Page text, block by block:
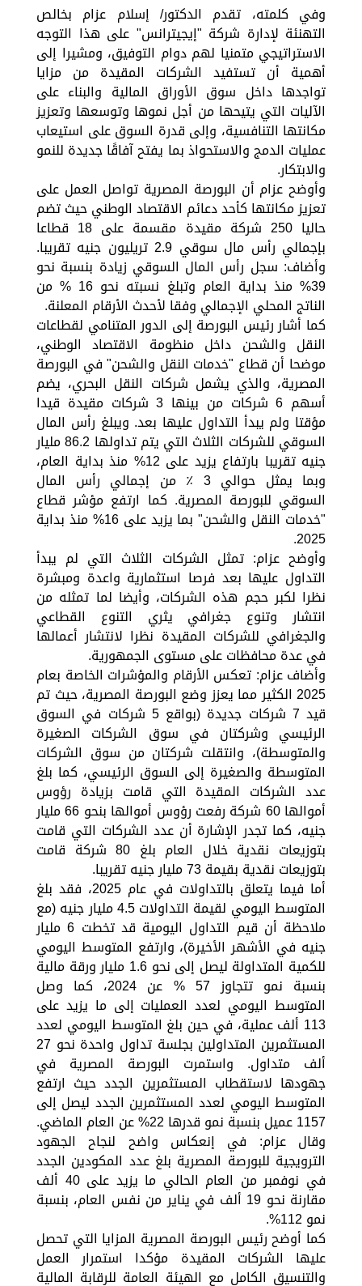
وفي كلمته، تقدم الدكتور/ إسلام عزام بخالص
التهنئة لإدارة شركة "إيجيترانس" على هذا التوجه
الاستراتيجي متمنيا لهم دوام التوفيق، ومشيرا إلى
أهمية أن تستفيد الشركات المقيدة من مزايا
تواجدها داخل سوق الأوراق المالية والبناء على
الآليات التي يتيحها من أجل نموها وتوسعها وتعزيز
مكانتها التنافسية، وإلى قدرة السوق على استيعاب
عمليات الدمج والاستحواذ بما يفتح آفاقًا جديدة للنمو
والابتكار.
وأوضح عزام أن البورصة المصرية تواصل العمل على
تعزيز مكانتها كأحد دعائم الاقتصاد الوطني حيث تضم
حاليا 250 شركة مقيدة مقسمة على 18 قطاعا
بإجمالي رأس مال سوقي 2.9 تريليون جنيه تقريبا.
وأضاف: سجل رأس المال السوقي زيادة بنسبة نحو
39% منذ بداية العام وتبلغ نسبته نحو 16 % من
الناتج المحلي الإجمالي وفقا لأحدث الأرقام المعلنة.
كما أشار رئيس البورصة إلى الدور المتنامي لقطاعات
النقل والشحن داخل منظومة الاقتصاد الوطني،
موضحا أن قطاع "خدمات النقل والشحن" في البورصة
المصرية، والذي يشمل شركات النقل البحري، يضم
أسهم 6 شركات من بينها 3 شركات مقيدة قيدا
مؤقتا ولم يبدأ التداول عليها بعد. ويبلغ رأس المال
السوقي للشركات الثلاث التي يتم تداولها 86.2 مليار
جنيه تقريبا بارتفاع يزيد على 12% منذ بداية العام،
وبما يمثل حوالي 3 ٪ من إجمالي رأس المال
السوقي للبورصة المصرية. كما ارتفع مؤشر قطاع
"خدمات النقل والشحن" بما يزيد على 16% منذ بداية
2025.
وأوضح عزام: تمثل الشركات الثلاث التي لم يبدأ
التداول عليها بعد فرصا استثمارية واعدة ومبشرة
نظرا لكبر حجم هذه الشركات، وأيضا لما تمثله من
انتشار وتنوع جغرافي يثري التنوع القطاعي
والجغرافي للشركات المقيدة نظرا لانتشار أعمالها
في عدة محافظات على مستوى الجمهورية.
وأضاف عزام: تعكس الأرقام والمؤشرات الخاصة بعام
2025 الكثير مما يعزز وضع البورصة المصرية، حيث تم
قيد 7 شركات جديدة (بواقع 5 شركات في السوق
الرئيسي وشركتان في سوق الشركات الصغيرة
والمتوسطة)، وانتقلت شركتان من سوق الشركات
المتوسطة والصغيرة إلى السوق الرئيسي، كما بلغ
عدد الشركات المقيدة التي قامت بزيادة رؤوس
أموالها 60 شركة رفعت رؤوس أموالها بنحو 66 مليار
جنيه، كما تجدر الإشارة أن عدد الشركات التي قامت
بتوزيعات نقدية خلال العام بلغ 80 شركة قامت
بتوزيعات نقدية بقيمة 73 مليار جنيه تقريبا.
أما فيما يتعلق بالتداولات في عام 2025، فقد بلغ
المتوسط اليومي لقيمة التداولات 4.5 مليار جنيه (مع
ملاحظة أن قيم التداول اليومية قد تخطت 6 مليار
جنيه في الأشهر الأخيرة)، وارتفع المتوسط اليومي
للكمية المتداولة ليصل إلى نحو 1.6 مليار ورقة مالية
بنسبة نمو تتجاوز 57 % عن 2024، كما وصل
المتوسط اليومي لعدد العمليات إلى ما يزيد على
113 ألف عملية، في حين بلغ المتوسط اليومي لعدد
المستثمرين المتداولين بجلسة تداول واحدة نحو 27
ألف متداول. واستمرت البورصة المصرية في
جهودها لاستقطاب المستثمرين الجدد حيث ارتفع
المتوسط اليومي لعدد المستثمرين الجدد ليصل إلى
1157 عميل بنسبة نمو قدرها 22% عن العام الماضي.
وقال عزام: في إنعكاس واضح لنجاح الجهود
الترويجية للبورصة المصرية بلغ عدد المكودين الجدد
في نوفمبر من العام الحالي ما يزيد على 40 ألف
مقارنة نحو 19 ألف في يناير من نفس العام، بنسبة
نمو 112%.
كما أوضح رئيس البورصة المصرية المزايا التي تحصل
عليها الشركات المقيدة مؤكدا استمرار العمل
والتنسيق الكامل مع الهيئة العامة للرقابة المالية